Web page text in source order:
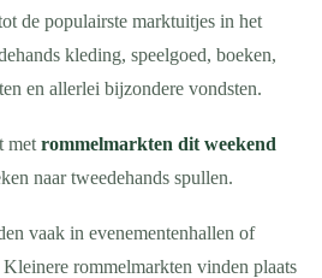
de populairste marktuitjes in het
kleding, speelgoed, boeken,
en allerlei bijzondere vondsten.
met rommelmarkten dit weekend
naar tweedehands spullen.
vaak in evenementenhallen of
rommelmarkten vinden plaats